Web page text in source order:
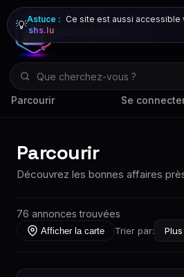
Parcourir Se
💡Astuce : Ce site est aussi accessible
shs.lu
Parcourir
Découvrez les bonnes affaires
76 annonces trouvées
Afficher la carte Trier par: